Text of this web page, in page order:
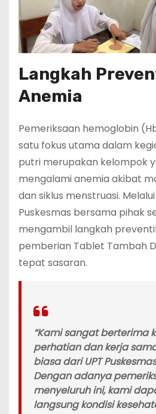
Langkah
Anemia
Pemeriksaan hemoglobin
satu fokus utama dalam
putri merupakan kelompok
mengalami anemia akibat
dan siklus menstruasi. Melalui
Puskesmas bersama pihak
mengambil langkah
pemberian Tablet Tambah
tepat sasaran.
“Kami sangat berterima
perhatian dan kerja
biasa dari UPT
Dengan adanya
menyeluruh ini, kami
langsung kondisi